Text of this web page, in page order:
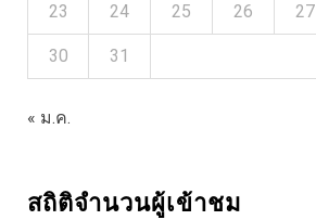
23 24 25 26 27
30 31
« ม.ค.
สถิติจำนวนผู้เข้าชม